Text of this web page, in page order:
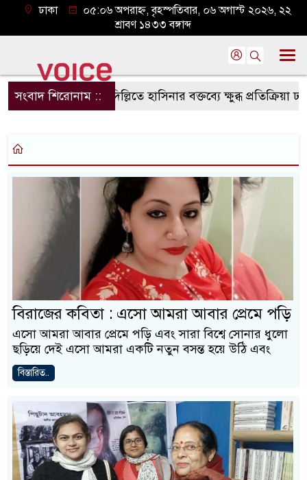
ঢাকা
০৫:০৬ অপরাহ্ন, বৃহস্পতিবার, ০৬ অগাস্ট ২০২৬, ২২
শ্রাবণ ১৪৩৩ বঙ্গাব্দ
সংবাদ শিরোনাম ::দিল্লিতে হাসিনার বক্তব্যে ক্ষুব্ধ প্রতিক্রিয়া ঢাকার
বিরাজের কবিতা : এসো আমরা আবার প্রেমে পড়ি
এসো আমরা আবার প্রেমে পড়ি এবং সারা বিশ্বে সোনার ধুলো
ছড়িয়ে দেই এসো আমরা একটি নতুন বসন্ত হয়ে উঠি এবং
বিস্তারিত..